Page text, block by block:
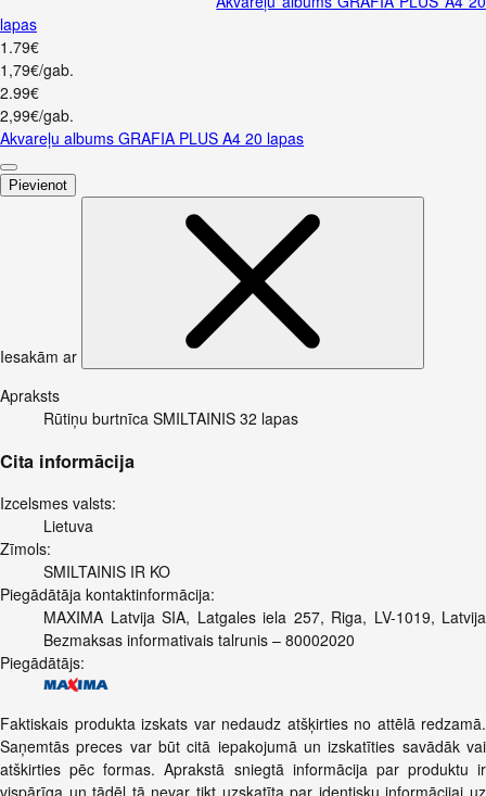
lapas
1 .79€
1,79€/gab.
2.99€
2,99€/gab.
Akvareļu albums GRAFIA PLUS A4 20 lapas
Pievienot
Iesakām ar
Apraksts
Rūtiņu burtnīca SMILTAINIS 32 lapas
Cita informācija
Izcelsmes valsts:
Lietuva
Zīmols:
SMILTAINIS IR KO
Piegādātāja kontaktinformācija:
MAXIMA Latvija SIA, Latgales iela 257, Riga, LV-1019, Latvija
Bezmaksas informativais talrunis – 80002020
Piegādātājs:
Faktiskais produkta izskats var nedaudz atšķirties no attēlā redzamā.
Saņemtās preces var būt citā iepakojumā un izskatīties savādāk vai
atškirties pēc formas. Aprakstā sniegtā informācija par produktu ir
vispārīga un tādēļ tā nevar tikt uzskatīta par identisku informācijai uz